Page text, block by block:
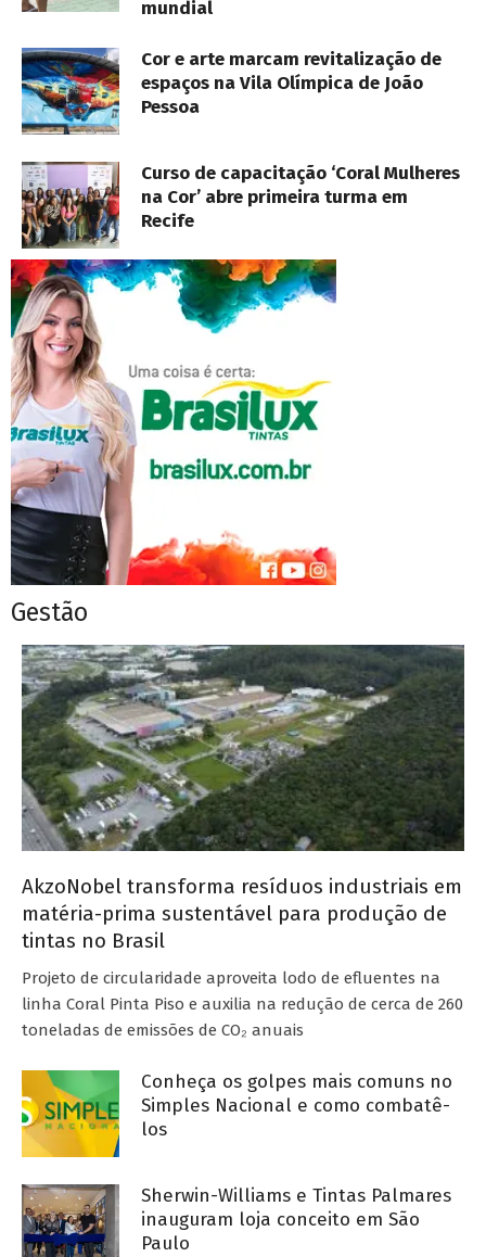
mundial
Cor e arte marcam revitalização de
espaços na Vila Olímpica de João
Pessoa
Curso de capacitação ‘Coral Mulheres
na Cor’ abre primeira turma em
Recife
Gestão
AkzoNobel transforma resíduos industriais em
matéria-prima sustentável para produção de
tintas no Brasil
Projeto de circularidade aproveita lodo de efluentes na
linha Coral Pinta Piso e auxilia na redução de cerca de 260
toneladas de emissões de CO₂ anuais
Conheça os golpes mais comuns no
Simples Nacional e como combatê-
los
Sherwin-Williams e Tintas Palmares
inauguram loja conceito em São
Paulo